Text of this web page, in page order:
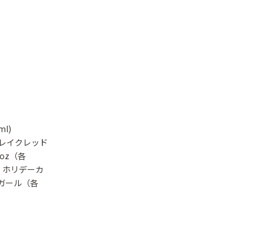
イクレッド
（各
リデーカ
ール（各